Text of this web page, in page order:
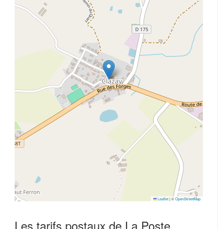
Leaflet|©OpenStreetMap
Les tarifs postaux de La Poste